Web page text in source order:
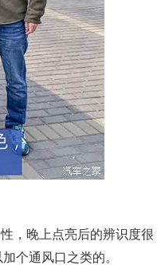
，晚上点亮后的辨识度很
个通风口之类的。